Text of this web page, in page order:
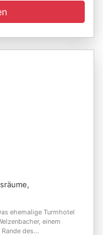
ehemalige Turmhotel
einem
des...